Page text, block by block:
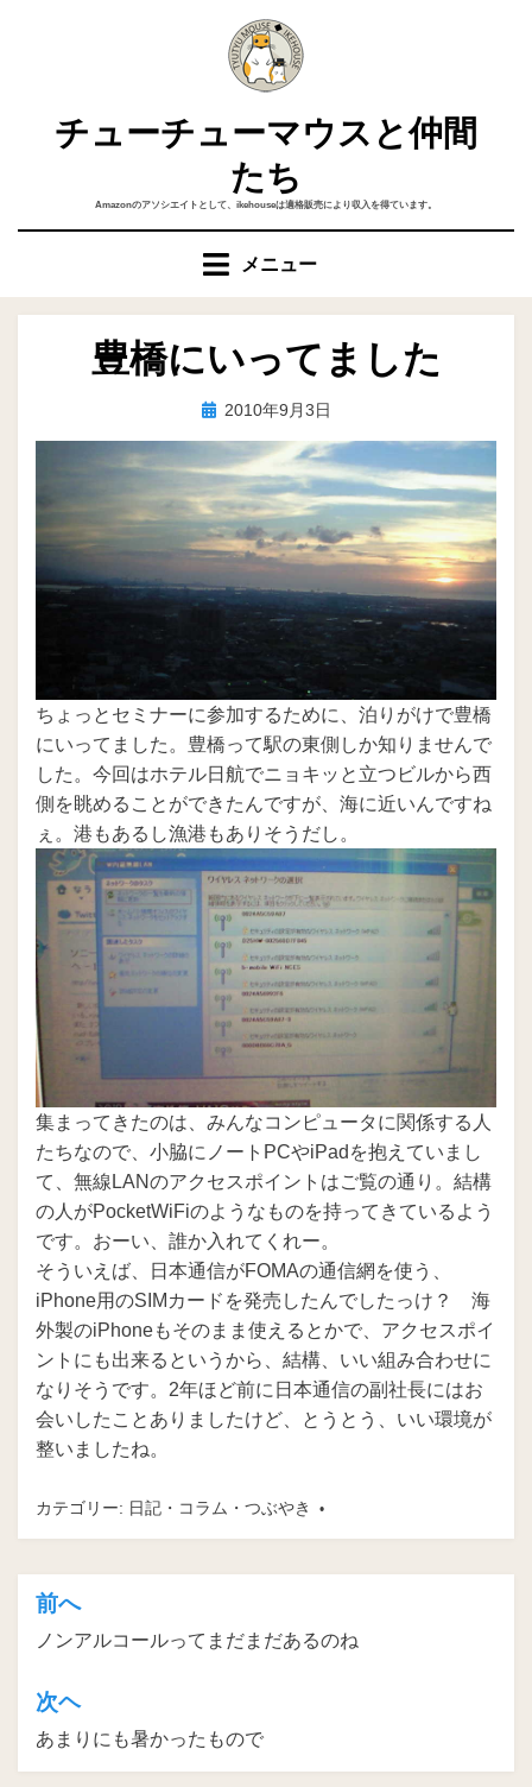
チューチューマウスと仲間
たち
Amazonのアソシエイトとして、ikehouseは適格販売により収入を得ています。
メニュー
豊橋にいってました
投稿者ike
投
日:
2010年9月3日
ちょっとセミナーに参加するために、泊りがけで豊橋
にいってました。豊橋って駅の東側しか知りませんで
した。今回はホテル日航でニョキッと立つビルから西
側を眺めることができたんですが、海に近いんですね
ぇ。港もあるし漁港もありそうだし。
集まってきたのは、みんなコンピュータに関係する人
たちなので、小脇にノートPCやiPadを抱えていまし
て、無線LANのアクセスポイントはご覧の通り。結構
の人がPocketWiFiのようなものを持ってきているよう
です。おーい、誰か入れてくれー。
そういえば、日本通信がFOMAの通信網を使う、
iPhone用のSIMカードを発売したんでしたっけ？ 海
外製のiPhoneもそのまま使えるとかで、アクセスポイ
ントにも出来るというから、結構、いい組み合わせに
なりそうです。2年ほど前に日本通信の副社長にはお
会いしたことありましたけど、とうとう、いい環境が
整いましたね。
カテゴリー: 日記・コラム・つぶやき
投
稿
ナ
ビ
ゲ
前へ
ノンアルコールってまだまだあるのね
次ヘ
あまりにも暑かったもので